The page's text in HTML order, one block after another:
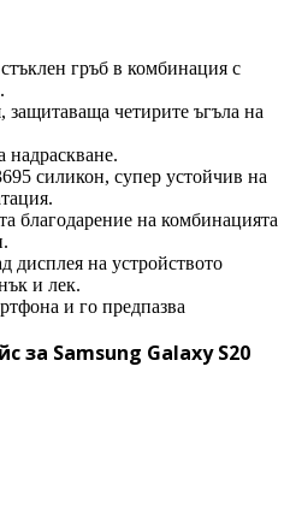
гръб в комбинация с
защитаваща четирите ъгъла на
надраскване.
силикон, супер устойчив на
благодарение на комбинацията
дисплея на устройството
и лек.
и го предпазва
за Samsung Galaxy S20